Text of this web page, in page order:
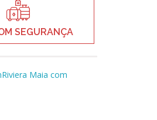
SEGURANÇA
Maia com